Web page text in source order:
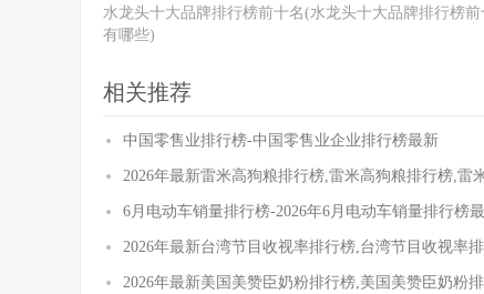
水龙头十大品牌排行榜前十名(水龙头十大品牌排行榜前
有哪些)
相关推荐
中国零售业排行榜-中国零售业企业排行榜最新
2026年最新雷米高狗粮排行榜,雷米高狗粮排行榜,雷
6月电动车销量排行榜-2026年6月电动车销量排行榜
2026年最新台湾节目收视率排行榜,台湾节目收视率
2026年最新美国美赞臣奶粉排行榜,美国美赞臣奶粉